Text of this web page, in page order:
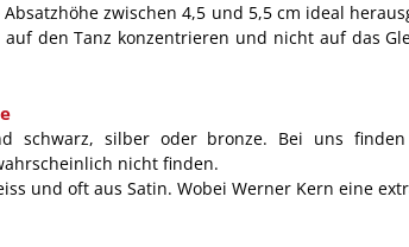
zwischen 4,5 und 5,5 cm ideal
den Tanz konzentrieren und nicht auf das
schwarz, silber oder bronze. Bei uns
nicht finden.
und oft aus Satin. Wobei Werner Kern eine